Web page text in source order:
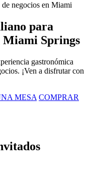
negocios en Miami
para
Miami Springs
gastronómica
¡Ven a disfrutar con
MESA COMPRAR